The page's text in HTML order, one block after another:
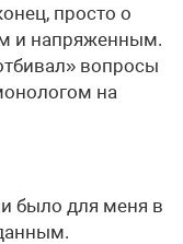
просто о
и напряженным.
вопросы
на
было для меня в